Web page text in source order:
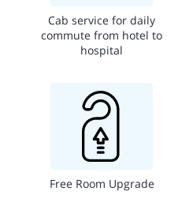
Cab service for daily
commute from hotel to
hospital
Free Room Upgrade